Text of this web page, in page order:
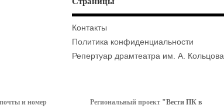
Контакты
Политика конфиденциальности
Репертуар драмтеатра им. А. Кольцова
и номер
Региональный проект "Вести ПК в